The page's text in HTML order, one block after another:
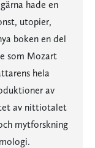
hade en
utopier,
boken en del
som Mozart
hela
av
av nittiotalet
mytforskning